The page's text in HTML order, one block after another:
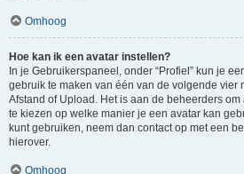
Omhoog
Hoe kan ik een avatar instellen?
In je Gebruikerspaneel, onder “Profiel” kun je
gebruik te maken van één van de volgende vier
Afstand of Upload. Het is aan de beheerders
te kiezen op welke manier je een avatar kan
kunt gebruiken, neem dan contact op met een
hierover.
Omhoog